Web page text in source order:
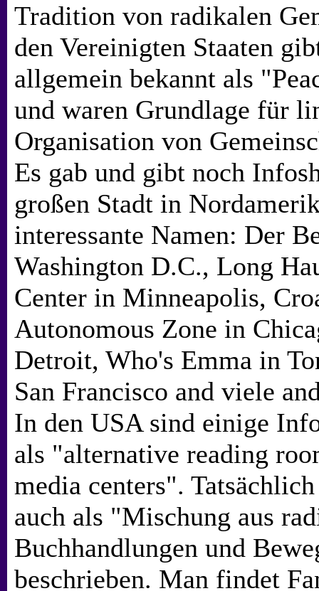
Tradition von radikalen
den Vereinigten Staaten
allgemein bekannt als
und waren Grundlage für
Organisation von
Es gab und gibt noch
großen Stadt in
interessante Namen: Der
Washington D.C., Long
Center in Minneapolis,
Autonomous Zone in
Detroit, Who's Emma in
San Francisco and viele
In den USA sind einige
als "alternative reading
media centers".
auch als "Mischung aus
Buchhandlungen und
beschrieben. Man findet